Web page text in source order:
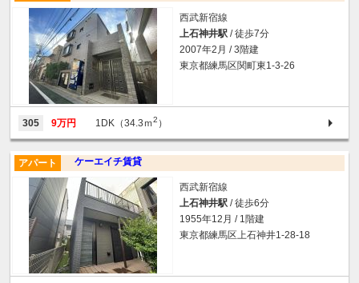
西武新宿線
上石神井駅 / 徒歩7分
2007年2月 / 3階建
東京都練馬区関町東1-3-26
305 9万円 1DK（34.3ｍ2 ）
ケーエイチ賃貸
アパート
西武新宿線
上石神井駅 / 徒歩6分
1955年12月 / 1階建
東京都練馬区上石神井1-28-18